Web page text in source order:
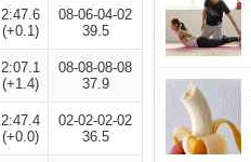
2:47.6
(+0.1)
08-06-04-02
39.5
2:07.1
(+1.4)
08-08-08-08
37.9
2:47.4
(+0.0)
02-02-02-02
36.5